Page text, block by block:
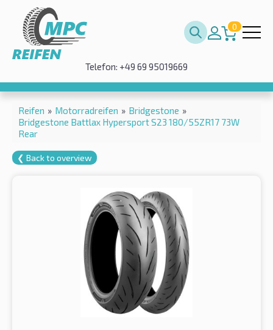
0
Telefon: +49 69 95019669
Reifen » Motorradreifen » Bridgestone »
Bridgestone Battlax Hypersport S23 180/55ZR17 73W
Rear
❮ Back to overview